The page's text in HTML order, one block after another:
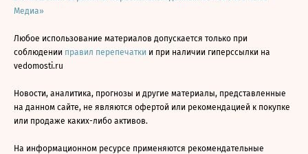
Медиа»
Любое использование материалов допускается только при
соблюдении правил перепечатки и при наличии гиперссылки на
vedomosti.ru
Новости, аналитика, прогнозы и другие материалы, представленные
на данном сайте, не являются офертой или рекомендацией к покупке
или продаже каких-либо активов.
На информационном ресурсе применяются рекомендательные